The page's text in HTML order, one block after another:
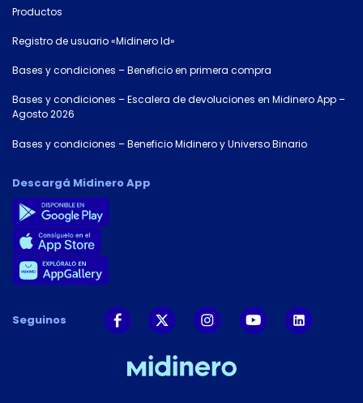
Productos
Registro de usuario «Midinero Id»
Bases y condiciones – Beneficio en primera compra
Bases y condiciones – Escalera de devoluciones en Midinero App –
Agosto 2026
Bases y condiciones – Beneficio Midinero y Universo Binario
Descargá Midinero App
Seguinos